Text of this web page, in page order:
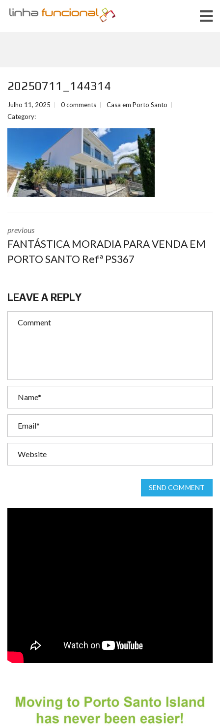
20250711_144314
Julho 11, 2025 0 comments
Casa em Porto Santo
Category:
previous
FANTÁSTICA MORADIA PARA VENDA EM
PORTO SANTO Refª PS367
LEAVE A REPLY
SEND COMMENT